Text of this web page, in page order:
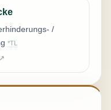
/
*TL